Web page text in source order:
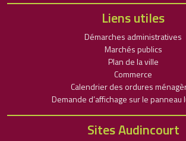
Liens utiles
Démarches administratives
Marchés publics
Plan de la ville
Commerce
Calendrier des ordures
Demande d’affichage sur le panneau
Sites Audincourt